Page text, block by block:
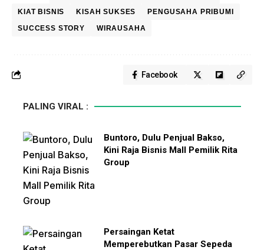
KIAT BISNIS KISAH SUKSES
PENGUSAHA PRIBUMI
SUCCESS STORY
WIRAUSAHA
Facebook
PALING VIRAL :
Buntoro, Dulu Penjual Bakso,
Kini Raja Bisnis Mall Pemilik Rita
Group
Persaingan Ketat
Memperebutkan Pasar Sepeda